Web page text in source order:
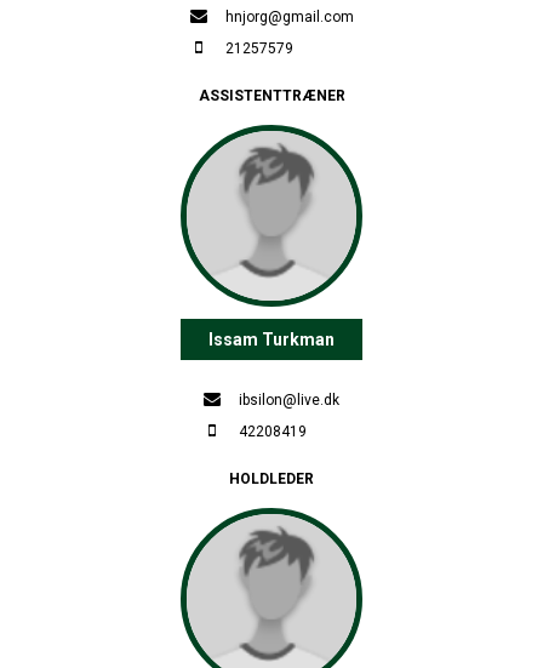
hnjorg@gmail.com
21257579
ASSISTENTTRÆNER
Issam Turkman
ibsilon@live.dk
42208419
HOLDLEDER